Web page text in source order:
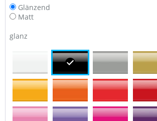
Glänzend
Matt
glanz